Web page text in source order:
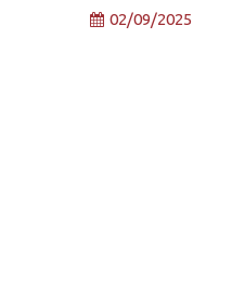
02/09/2025